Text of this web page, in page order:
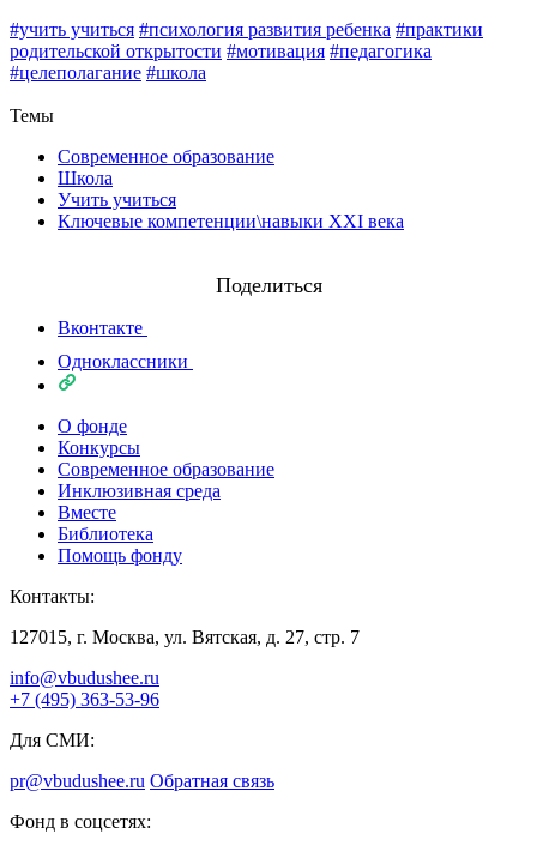
#учить учиться #психология развития ребенка #практики
родительской открытости #мотивация #педагогика
#целеполагание #школа
Темы
Современное образование
Школа
Учить учиться
Ключевые компетенции\навыки XXI века
Поделиться
Вконтакте
Одноклассники
О фонде
Конкурсы
Современное образование
Инклюзивная среда
Вместе
Библиотека
Помощь фонду
Контакты:
127015, г. Москва, ул. Вятская, д. 27, стр. 7
info@vbudushee.ru
+7 (495) 363-53-96
Для СМИ:
pr@vbudushee.ru Обратная связь
Фонд в соцсетях: